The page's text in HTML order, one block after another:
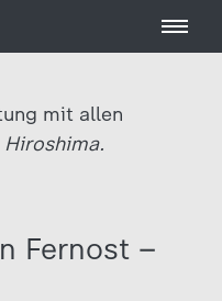
mit allen
Hiroshima.
Fernost –